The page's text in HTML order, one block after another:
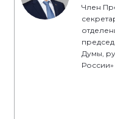
Член
Думы,